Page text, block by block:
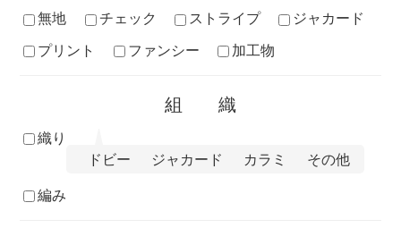
無地 チェック ストライプ
ジャカード
プリント
ファンシー 加工物
組織
織り
ドビー
ジャカード カラミ その他
編み